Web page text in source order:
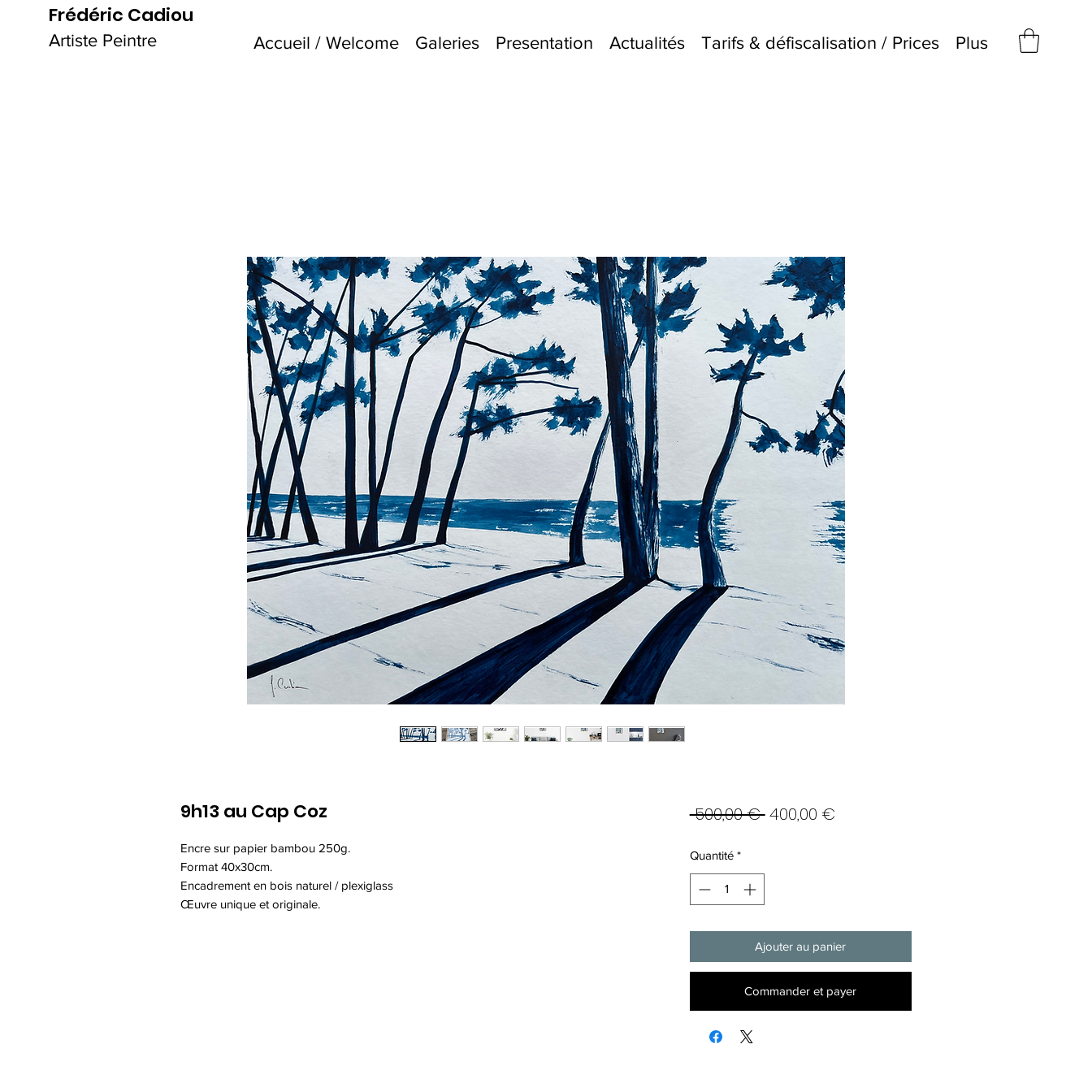
Frédéric Cadiou
Artiste Peintre Accueil / Welcome Galeries Presentation Actualités Tarifs & défiscalisation / Prices Plus
9h13 au Cap Coz
Encre sur papier bambou 250g.
Format 40x30cm.
Encadrement en bois naturel / plexiglass
Œuvre unique et originale.
500,00 € Prix
400,00 €Prix
Quantité *
Ajouter au panier
Commander et payer